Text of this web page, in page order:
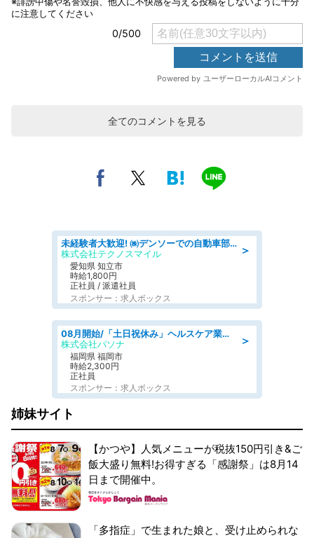
全てのコメントを見る
＞
未経験者大歓迎! ㈱デンソーでの自動車部品の組立作業 denso aichi
株式会社テクノスマイル
愛知県 知立市
時給1,800円
正社員 / 派遣社員
スポンサー：求人ボックス
＞
08月開始/「土日祝休み」ヘルスケア業界の産業保健師/高時給/未経験OK/要資格:保健師、正看護師
株式会社パソナ
福岡県 福岡市
時給2,300円
正社員
スポンサー：求人ボックス
姉妹サイト
【かつや】人気メニューが税抜150円引き&ご
飯大盛り無料!お得すぎる「感謝祭」は8月14
日まで開催中。
「多指症」で生まれた娘と、受け止められな